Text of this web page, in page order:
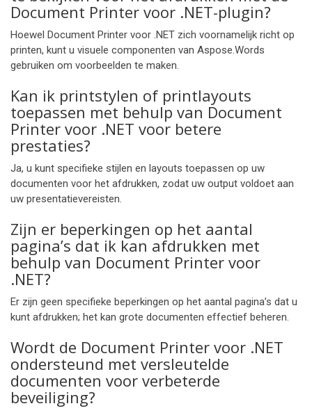
Document Printer voor .NET-plugin?
Hoewel Document Printer voor .NET zich voornamelijk richt op
printen, kunt u visuele componenten van Aspose.Words
gebruiken om voorbeelden te maken.
Kan ik printstylen of printlayouts
toepassen met behulp van Document
Printer voor .NET voor betere
prestaties?
Ja, u kunt specifieke stijlen en layouts toepassen op uw
documenten voor het afdrukken, zodat uw output voldoet aan
uw presentatievereisten.
Zijn er beperkingen op het aantal
pagina’s dat ik kan afdrukken met
behulp van Document Printer voor
.NET?
Er zijn geen specifieke beperkingen op het aantal pagina’s dat u
kunt afdrukken; het kan grote documenten effectief beheren.
Wordt de Document Printer voor .NET
ondersteund met versleutelde
documenten voor verbeterde
beveiliging?